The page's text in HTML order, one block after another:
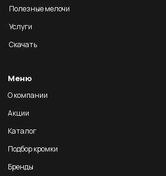
Полезные мелочи
Услуги
Скачать
Меню
О компании
Акции
Каталог
Подбор кромки
Бренды